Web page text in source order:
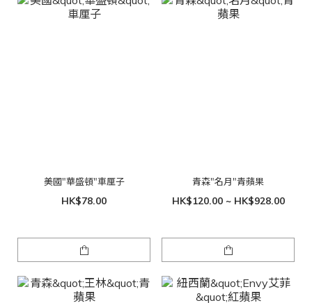
美國"華盛頓"車厘子
HK$78.00
青森"名月"青蘋果
HK$120.00 ~ HK$928.00